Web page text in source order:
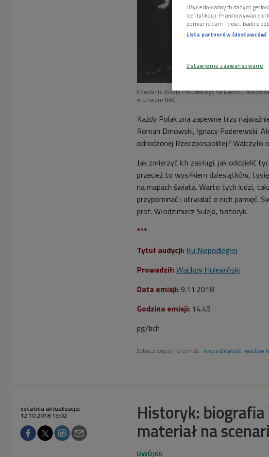
Powitanie Józefa Piłsudskiego na Dworcu
Archiwum NAC
Każdy Polak zna zapewne trzy
Roman Dmowski, Ignacy Paderewski.
odrodzonej Rzeczpospolitej? Walczyło
Jak zmierzyć ich zasługi, jak oddzielić
przecież to wysiłkiem dziesiątków,
na mapach świata. Warto tych ludzi,
przypominać i utrwalać o nich pamięć.
prof. Włodzimierz Suleja, historyk.
***
Tytuł audycji: Ku Niepodległej
Prowadził: Wacław Holewiński
Data emisji: 9.11.2018
Godzina emisji: 14.45
pg/bch
Zobacz więcej na temat: niepodległość wacław
Historyk: biografia
materiał na
ostatnia aktualizacja:
12.10.2018 15:02
Użycie dokładnych danych
identyfikacji. Przechowywanie
pomiar reklam i treści, badnie
Lista partnerów (dostawców)
Ustawienia zaawansowane